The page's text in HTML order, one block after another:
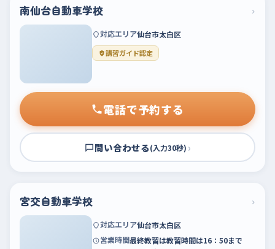
南仙台自動車学校 ›
対応エリア仙台市太白区
講習ガイド認定
電話で予約する
問い合わせる(入力30秒) ›
宮交自動車学校 ›
対応エリア仙台市太白区
営業時間最終教習は教習時間は16：50まで